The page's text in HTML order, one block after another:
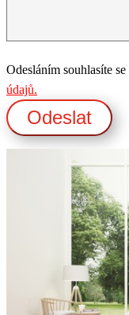
Odesláním souhlasíte se
údajů.